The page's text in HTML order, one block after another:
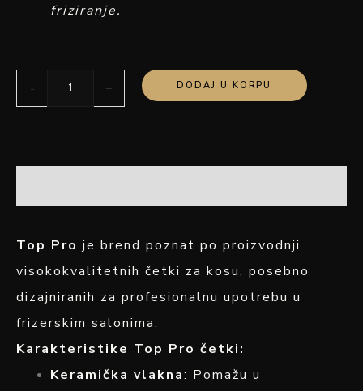
friziranje.
- + DODAJ U KORPU
Top Pro je brend poznat po proizvodnji
visokokvalitetnih četki za kosu, posebno
dizajniranih za profesionalnu upotrebu u
frizerskim salonima.
Karakteristike Top Pro četki:
Keramička vlakna: Pomažu u